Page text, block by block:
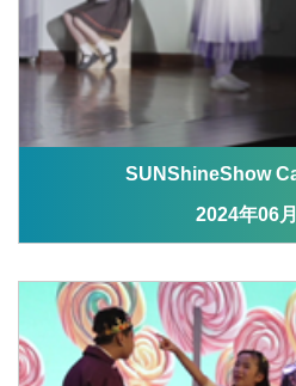
SUNShineShow
2024年06